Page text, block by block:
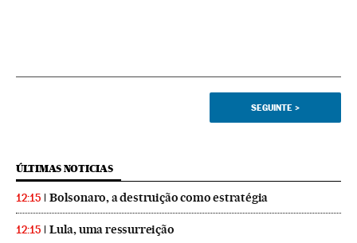
SEGUINTE >
ÚLTIMAS NOTICIAS
12:15 Bolsonaro, a destruição como estratégia
12:15 Lula, uma ressurreição